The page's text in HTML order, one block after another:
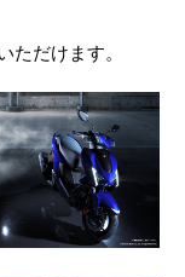
ただけます。